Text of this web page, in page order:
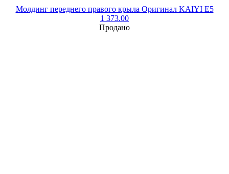
Молдинг переднего правого крыла Оригинал KAIYI E5
1 373.00
Продано